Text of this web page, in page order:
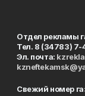
Отдел рекламы
Тел. 8 (34783)
Эл. почта:
Свежий номер